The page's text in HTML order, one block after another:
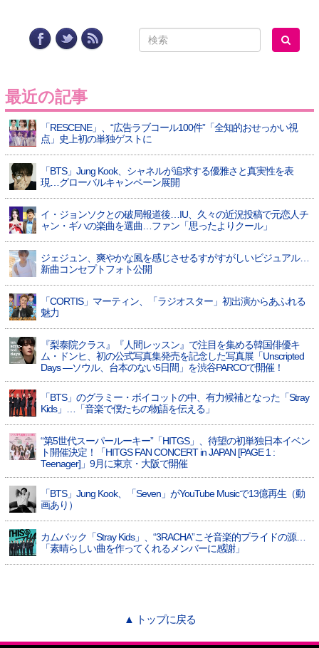
最近の記事
「RESCENE」、“広告ラブコール100件”「全知的おせっかい視
点」史上初の単独ゲストに
「BTS」Jung Kook、シャネルが追求する優雅さと真実性を表
現…グローバルキャンペーン展開
イ・ジョンソクとの破局報道後…IU、久々の近況投稿で元恋人チ
ャン・ギハの楽曲を選曲…ファン「思ったよりクール」
ジェジュン、爽やかな風を感じさせるすがすがしいビジュアル…
新曲コンセプトフォト公開
「CORTIS」マーティン、「ラジオスター」初出演からあふれる
魅力
『梨泰院クラス』『人間レッスン』で注目を集める韓国俳優キ
ム・ドンヒ、初の公式写真集発売を記念した写真展「Unscripted
Days —ソウル、台本のない5日間」を渋谷PARCOで開催！
「BTS」のグラミー・ボイコットの中、有力候補となった「Stray
Kids」…「音楽で僕たちの物語を伝える」
“第5世代スーパールーキー”「HITGS」、待望の初単独日本イベン
ト開催決定！「HITGS FAN CONCERT in JAPAN [PAGE 1 :
Teenager]」9月に東京・大阪で開催
「BTS」Jung Kook、「Seven」がYouTube Musicで13億再生（動
画あり）
カムバック「Stray Kids」、“3RACHA”こそ音楽的プライドの源…
「素晴らしい曲を作ってくれるメンバーに感謝」
▲ トップに戻る